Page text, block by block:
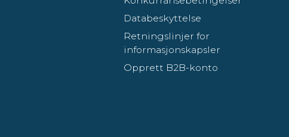
Databeskyttelse
Retningslinjer for
informasjonskapsler
Opprett B2B-konto